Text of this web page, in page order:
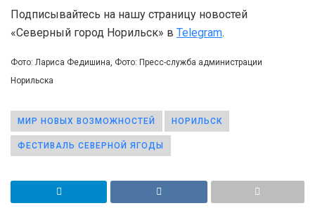
Подписывайтесь на нашу страницу новостей
«Северный город Норильск» в Telegram.
Фото: Лариса Федишина, Фото: Пресс-служба администрации
Норильска
МИР НОВЫХ ВОЗМОЖНОСТЕЙ НОРИЛЬСК
ФЕСТИВАЛЬ СЕВЕРНОЙ ЯГОДЫ